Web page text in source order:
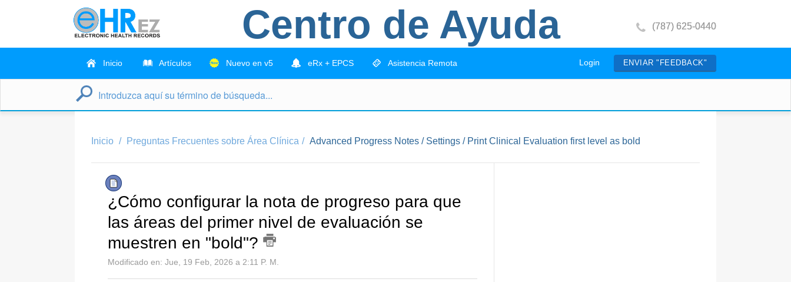
Centro de Ayuda (787) 625-0440
Inicio Artículos Nuevo en v5 eRx + EPCS Asistencia Remota Login ENVIAR "FEEDBACK"
Inicio Preguntas Frecuentes sobre Área Clínica Advanced Progress Notes / Settings / Print Clinical Evaluation first level as bold
¿Cómo configurar la nota de progreso para que
las áreas del primer nivel de evaluación se
muestren en "bold"?
Modificado en: Jue, 19 Feb, 2026 a 2:11 P. M.